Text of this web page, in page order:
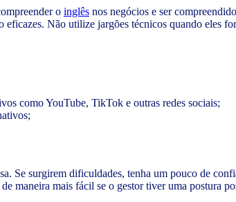
o inglês nos negócios e ser
Não utilize jargões técnicos quando eles
como YouTube, TikTok e outras redes sociais;
Se surgirem dificuldades, tenha um pouco de
maneira mais fácil se o gestor tiver uma postura